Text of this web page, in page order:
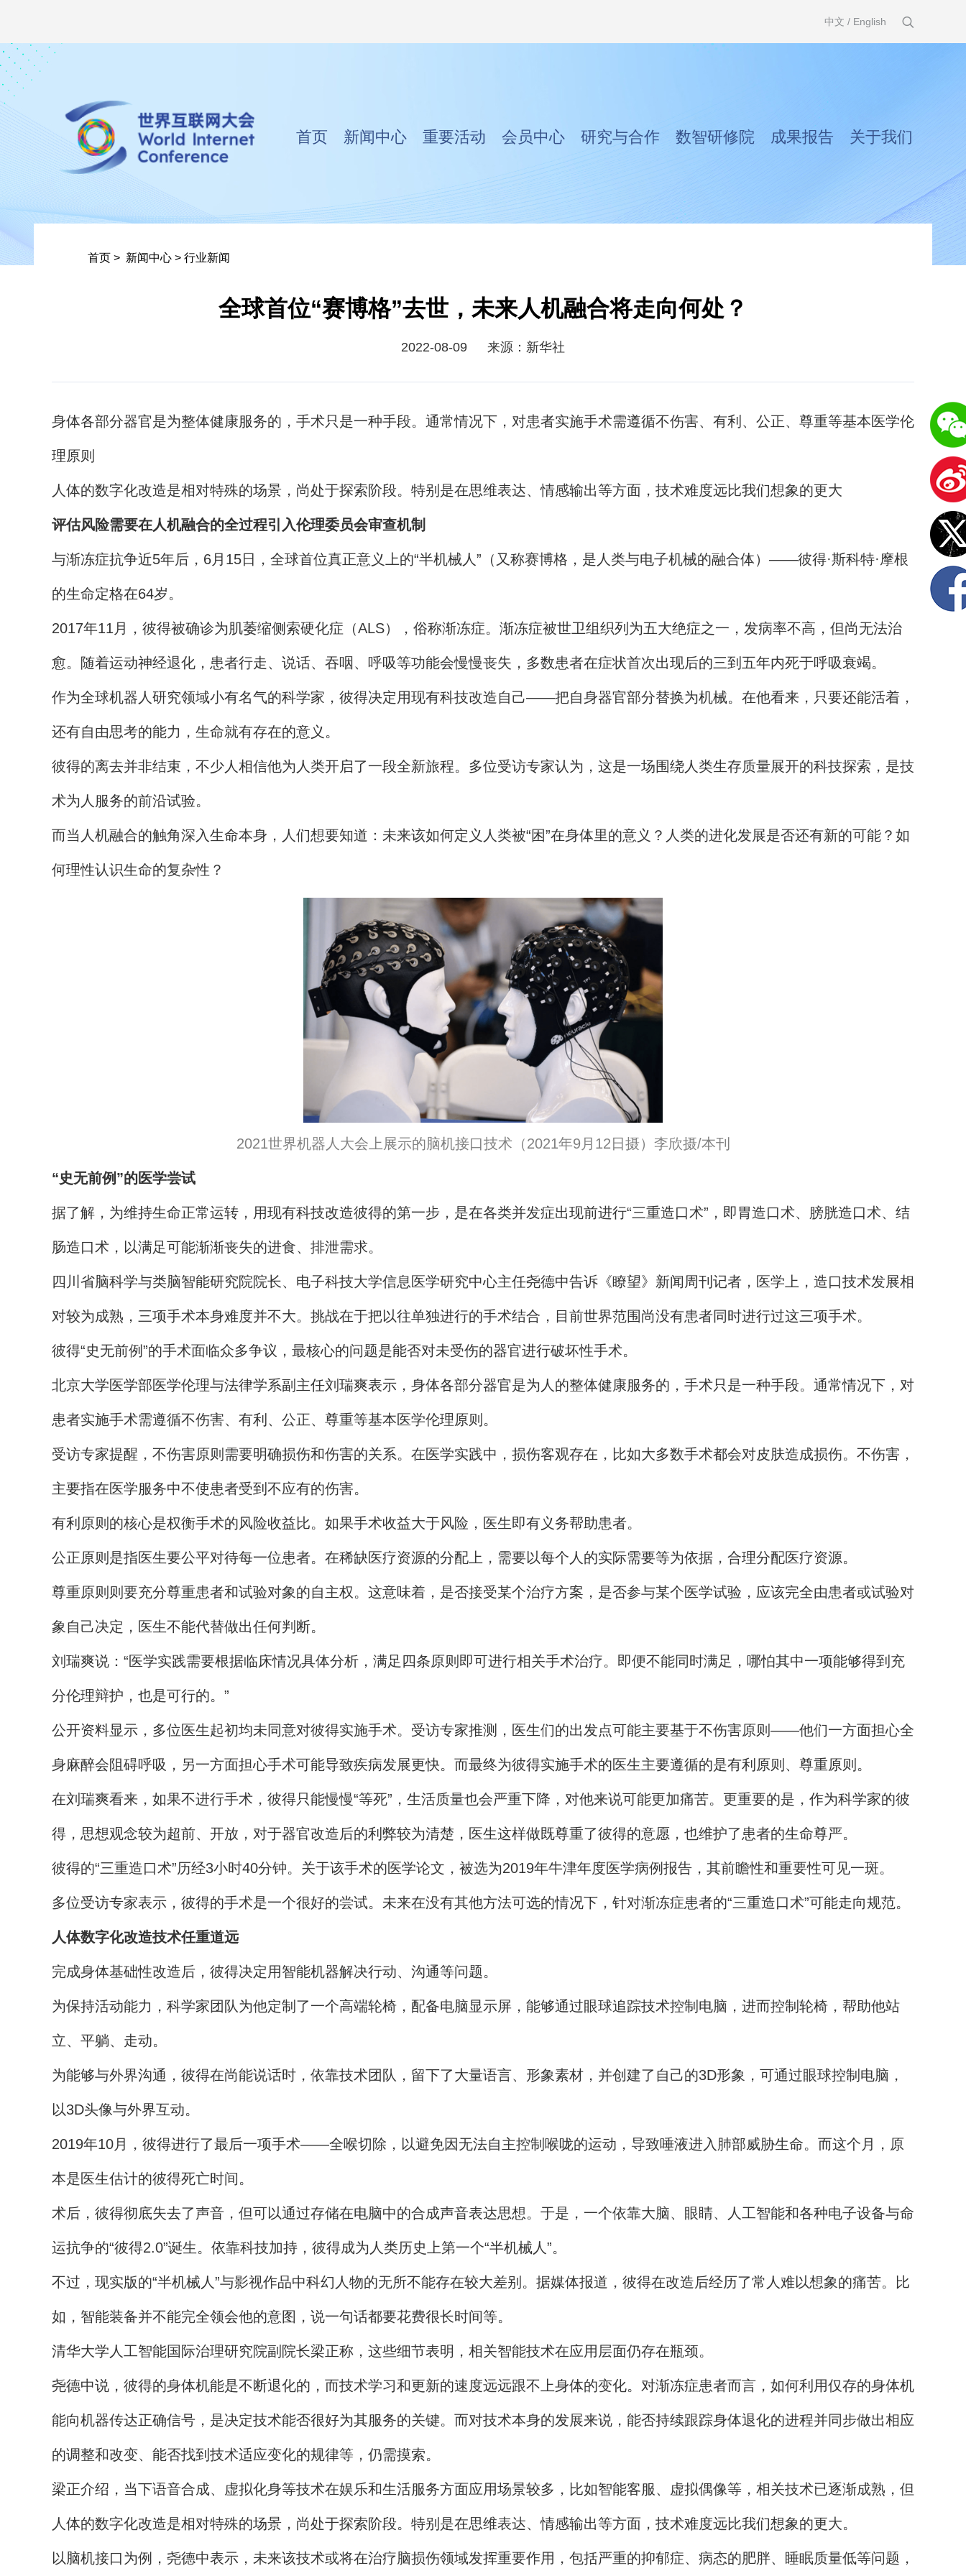
中文 / English
首页 新闻中心 重要活动 会员中心 研究与合作 数智研修院 成果报告 关于我们
首页 > 新闻中心 > 行业新闻
全球首位“赛博格”去世，未来人机融合将走向何处？
2022-08-09 来源：新华社
身体各部分器官是为整体健康服务的，手术只是一种手段。通常情况下，对患者实施手术需遵循不伤害、有利、公正、尊重等基本医学伦
理原则
人体的数字化改造是相对特殊的场景，尚处于探索阶段。特别是在思维表达、情感输出等方面，技术难度远比我们想象的更大
评估风险需要在人机融合的全过程引入伦理委员会审查机制
与渐冻症抗争近5年后，6月15日，全球首位真正意义上的“半机械人”（又称赛博格，是人类与电子机械的融合体）——彼得·斯科特·摩根
的生命定格在64岁。
2017年11月，彼得被确诊为肌萎缩侧索硬化症（ALS），俗称渐冻症。渐冻症被世卫组织列为五大绝症之一，发病率不高，但尚无法治
愈。随着运动神经退化，患者行走、说话、吞咽、呼吸等功能会慢慢丧失，多数患者在症状首次出现后的三到五年内死于呼吸衰竭。
作为全球机器人研究领域小有名气的科学家，彼得决定用现有科技改造自己——把自身器官部分替换为机械。在他看来，只要还能活着，
还有自由思考的能力，生命就有存在的意义。
彼得的离去并非结束，不少人相信他为人类开启了一段全新旅程。多位受访专家认为，这是一场围绕人类生存质量展开的科技探索，是技
术为人服务的前沿试验。
而当人机融合的触角深入生命本身，人们想要知道：未来该如何定义人类被“困”在身体里的意义？人类的进化发展是否还有新的可能？如
何理性认识生命的复杂性？
2021世界机器人大会上展示的脑机接口技术（2021年9月12日摄）李欣摄/本刊
“史无前例”的医学尝试
据了解，为维持生命正常运转，用现有科技改造彼得的第一步，是在各类并发症出现前进行“三重造口术”，即胃造口术、膀胱造口术、结
肠造口术，以满足可能渐渐丧失的进食、排泄需求。
四川省脑科学与类脑智能研究院院长、电子科技大学信息医学研究中心主任尧德中告诉《瞭望》新闻周刊记者，医学上，造口技术发展相
对较为成熟，三项手术本身难度并不大。挑战在于把以往单独进行的手术结合，目前世界范围尚没有患者同时进行过这三项手术。
彼得“史无前例”的手术面临众多争议，最核心的问题是能否对未受伤的器官进行破坏性手术。
北京大学医学部医学伦理与法律学系副主任刘瑞爽表示，身体各部分器官是为人的整体健康服务的，手术只是一种手段。通常情况下，对
患者实施手术需遵循不伤害、有利、公正、尊重等基本医学伦理原则。
受访专家提醒，不伤害原则需要明确损伤和伤害的关系。在医学实践中，损伤客观存在，比如大多数手术都会对皮肤造成损伤。不伤害，
主要指在医学服务中不使患者受到不应有的伤害。
有利原则的核心是权衡手术的风险收益比。如果手术收益大于风险，医生即有义务帮助患者。
公正原则是指医生要公平对待每一位患者。在稀缺医疗资源的分配上，需要以每个人的实际需要等为依据，合理分配医疗资源。
尊重原则则要充分尊重患者和试验对象的自主权。这意味着，是否接受某个治疗方案，是否参与某个医学试验，应该完全由患者或试验对
象自己决定，医生不能代替做出任何判断。
刘瑞爽说：“医学实践需要根据临床情况具体分析，满足四条原则即可进行相关手术治疗。即便不能同时满足，哪怕其中一项能够得到充
分伦理辩护，也是可行的。”
公开资料显示，多位医生起初均未同意对彼得实施手术。受访专家推测，医生们的出发点可能主要基于不伤害原则——他们一方面担心全
身麻醉会阻碍呼吸，另一方面担心手术可能导致疾病发展更快。而最终为彼得实施手术的医生主要遵循的是有利原则、尊重原则。
在刘瑞爽看来，如果不进行手术，彼得只能慢慢“等死”，生活质量也会严重下降，对他来说可能更加痛苦。更重要的是，作为科学家的彼
得，思想观念较为超前、开放，对于器官改造后的利弊较为清楚，医生这样做既尊重了彼得的意愿，也维护了患者的生命尊严。
彼得的“三重造口术”历经3小时40分钟。关于该手术的医学论文，被选为2019年牛津年度医学病例报告，其前瞻性和重要性可见一斑。
多位受访专家表示，彼得的手术是一个很好的尝试。未来在没有其他方法可选的情况下，针对渐冻症患者的“三重造口术”可能走向规范。
人体数字化改造技术任重道远
完成身体基础性改造后，彼得决定用智能机器解决行动、沟通等问题。
为保持活动能力，科学家团队为他定制了一个高端轮椅，配备电脑显示屏，能够通过眼球追踪技术控制电脑，进而控制轮椅，帮助他站
立、平躺、走动。
为能够与外界沟通，彼得在尚能说话时，依靠技术团队，留下了大量语言、形象素材，并创建了自己的3D形象，可通过眼球控制电脑，
以3D头像与外界互动。
2019年10月，彼得进行了最后一项手术——全喉切除，以避免因无法自主控制喉咙的运动，导致唾液进入肺部威胁生命。而这个月，原
本是医生估计的彼得死亡时间。
术后，彼得彻底失去了声音，但可以通过存储在电脑中的合成声音表达思想。于是，一个依靠大脑、眼睛、人工智能和各种电子设备与命
运抗争的“彼得2.0”诞生。依靠科技加持，彼得成为人类历史上第一个“半机械人”。
不过，现实版的“半机械人”与影视作品中科幻人物的无所不能存在较大差别。据媒体报道，彼得在改造后经历了常人难以想象的痛苦。比
如，智能装备并不能完全领会他的意图，说一句话都要花费很长时间等。
清华大学人工智能国际治理研究院副院长梁正称，这些细节表明，相关智能技术在应用层面仍存在瓶颈。
尧德中说，彼得的身体机能是不断退化的，而技术学习和更新的速度远远跟不上身体的变化。对渐冻症患者而言，如何利用仅存的身体机
能向机器传达正确信号，是决定技术能否很好为其服务的关键。而对技术本身的发展来说，能否持续跟踪身体退化的进程并同步做出相应
的调整和改变、能否找到技术适应变化的规律等，仍需摸索。
梁正介绍，当下语音合成、虚拟化身等技术在娱乐和生活服务方面应用场景较多，比如智能客服、虚拟偶像等，相关技术已逐渐成熟，但
人体的数字化改造是相对特殊的场景，尚处于探索阶段。特别是在思维表达、情感输出等方面，技术难度远比我们想象的更大。
以脑机接口为例，尧德中表示，未来该技术或将在治疗脑损伤领域发挥重要作用，包括严重的抑郁症、病态的肥胖、睡眠质量低等问题，